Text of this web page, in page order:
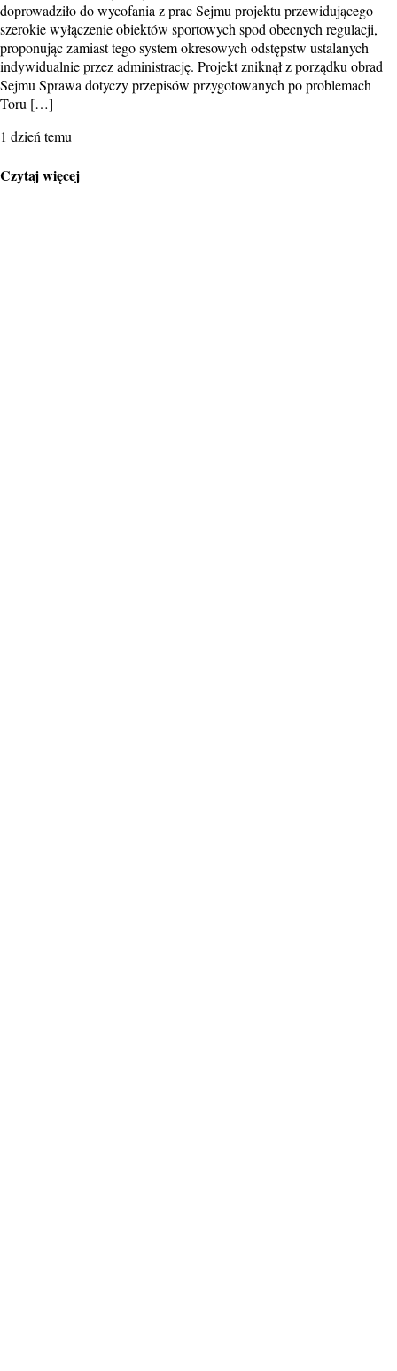
doprowadziło do wycofania z prac Sejmu projektu przewidującego
szerokie wyłączenie obiektów sportowych spod obecnych regulacji,
proponując zamiast tego system okresowych odstępstw ustalanych
indywidualnie przez administrację. Projekt zniknął z porządku obrad
Sejmu Sprawa dotyczy przepisów przygotowanych po problemach
Toru […]
1 dzień temu
Czytaj więcej